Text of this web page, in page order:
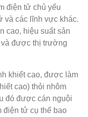
điện tử chủ yếu
và các lĩnh vực khác.
cao, hiệu suất sản
được thị trường
khiết cao, được làm
cao) thỏi nhôm
đó được cán nguội
điện tử cụ thể bao